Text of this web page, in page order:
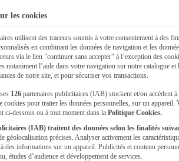
les cookies
utilisent des traceurs soumis à votre consentement à des
en combinant les données de navigation et les
via le lien "continuer sans accepter" à l’exception des
notamment l’aide dans votre navigation sur notre catalogue et
de notre site, et pour sécuriser vos transactions.
126 partenaires publicitaires (IAB) stockent et/ou accèdent
cookies pour traiter les données personnelles, sur un appareil.
ci-dessous ou à tout moment dans la Politique Cookies.
(IAB) traitent des données selon les finalités
géolocalisation précises. Analyser activement les
des informations sur un appareil. Publicités et contenu
études d’audience et développement de services.